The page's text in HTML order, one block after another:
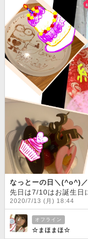
なっとーの日＼(^o^)／
2020/7/13 (月) 18:44
オフライン
☆まほまほ☆